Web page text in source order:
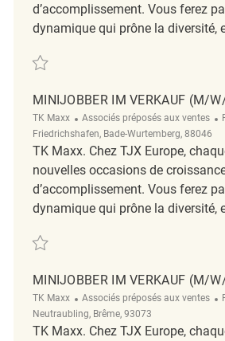
d’accomplissement. Vous ferez
dynamique qui prône la diversité,
Sauvegarder Minijobber im Verkauf (m/w/
MINIJOBBER IM VERKAUF (M/
TK Maxx Catégorie
Associés préposés aux ventes
Friedrichshafen, Bade-Wurtemberg, 88046
TK Maxx. Chez TJX Europe,
nouvelles occasions de
d’accomplissement. Vous ferez
dynamique qui prône la diversité,
Sauvegarder Minijobber im Verkauf (m/w/
MINIJOBBER IM VERKAUF (M/
TK Maxx Catégorie
Associés préposés aux ventes
Neutraubling, Brême, 93073
TK Maxx. Chez TJX Europe,